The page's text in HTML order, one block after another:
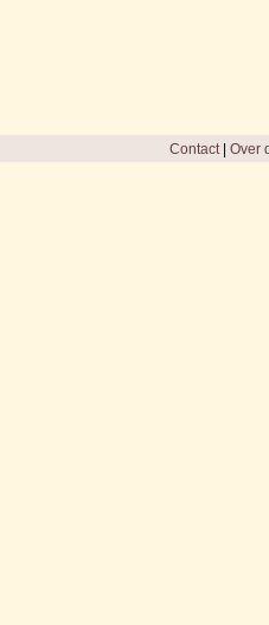
Contact| Over